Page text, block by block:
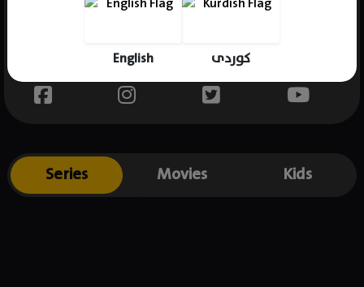
English کوردی
Gender : female
Place of birth : USA
Series Movies Kids